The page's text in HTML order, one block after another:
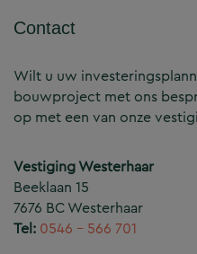
Contact
Wilt u uw
bouwproject met ons
op met een van onze
Vestiging Westerhaar
Beeklaan 15
7676 BC Westerhaar
Tel: 0546 – 566 701